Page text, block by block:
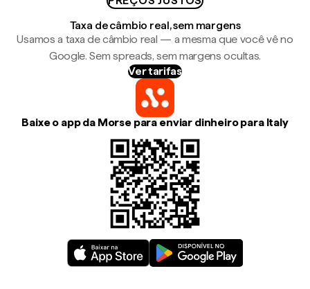
Taxa de câmbio real, sem margens
Usamos a taxa de câmbio real — a mesma que você vê no
Google. Sem spreads, sem margens ocultas.
Ver tarifas
Baixe o app da Morse para enviar dinheiro para Italy